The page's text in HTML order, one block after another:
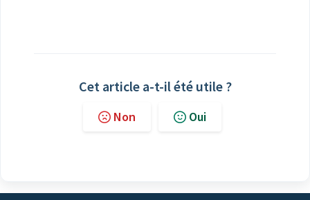
Cet article a-t-il été utile ?
Non Oui